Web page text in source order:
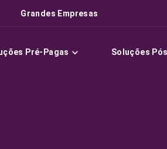
Grandes Empresas
Pré-Pagas Soluções